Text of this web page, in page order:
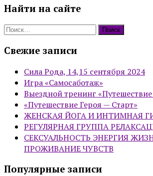
Найти на сайте
Найти:
Свежие записи
Сила Рода, 14,15 сентября 2024
Игра «Самосаботаж»
Выездной тренинг «Путешествие
«Путешествие Героя — Старт»
ЖЕНСКАЯ ЙОГА И ИНТИМНАЯ
РЕГУЛЯРНАЯ ГРУППА
СЕКСУАЛЬНОСТЬ ЭНЕРГИЯ
ПРОЖИВАНИЕ ЧУВСТВ
Популярные записи